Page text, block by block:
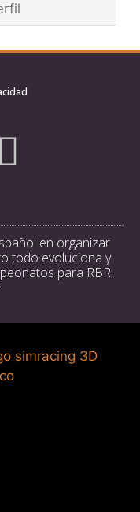
en organizar
todo evoluciona y
para RBR.